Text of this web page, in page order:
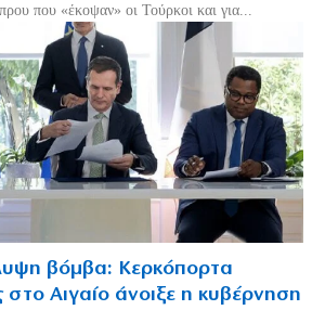
που «έκοψαν» οι Τούρκοι και για...
βόμβα: Κερκόπορτα
στο Αιγαίο άνοιξε η κυβέρνηση